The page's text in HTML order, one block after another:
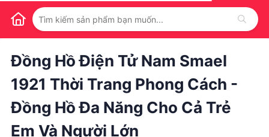
1 / 1
Đồng Hồ Điện Tử Nam Smael
1921 Thời Trang Phong Cách -
Đồng Hồ Đa Năng Cho Cả Trẻ
Em Và Người Lớn